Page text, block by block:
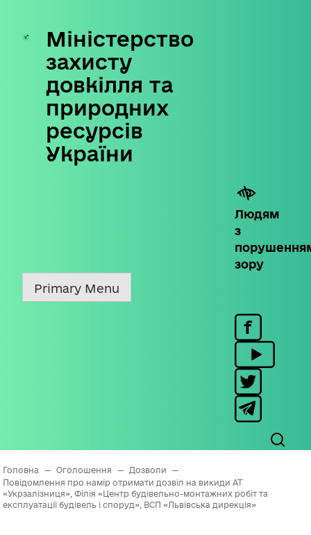
Skip
content
Міністерство
захисту
довкілля та
природних
ресурсів
України
Людям
з
зору
Primary Menu
Головна — Оголошення — Дозволи
—
Повідомлення про намір отримати дозвіл на викиди АТ
«Укрзалізниця», Філія «Центр будівельно-монтажних робіт та
експлуатації будівель і споруд», ВСП «Львівська дирекція»